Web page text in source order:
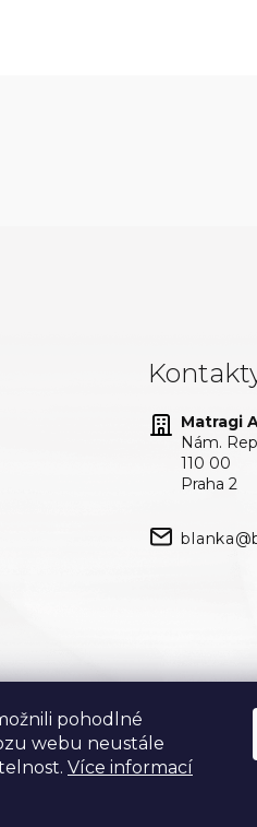
pohodlné
webu neustále
Více informací
Matragi
Nám.
110 00
Praha 2